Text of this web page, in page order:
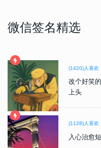
微信签名精选
(1420)人喜欢
改个好笑
上头
(1128)人喜欢
入心治愈